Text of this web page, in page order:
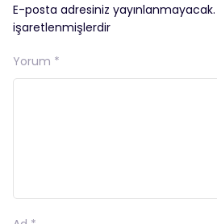
E-posta adresiniz yayınlanmayacak.
işaretlenmişlerdir
Yorum *